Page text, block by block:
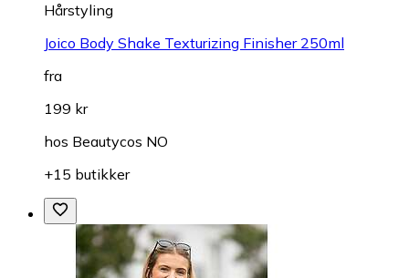
Hårstyling
Joico Body Shake Texturizing Finisher 250ml
fra
199 kr
hos Beautycos NO
+15 butikker